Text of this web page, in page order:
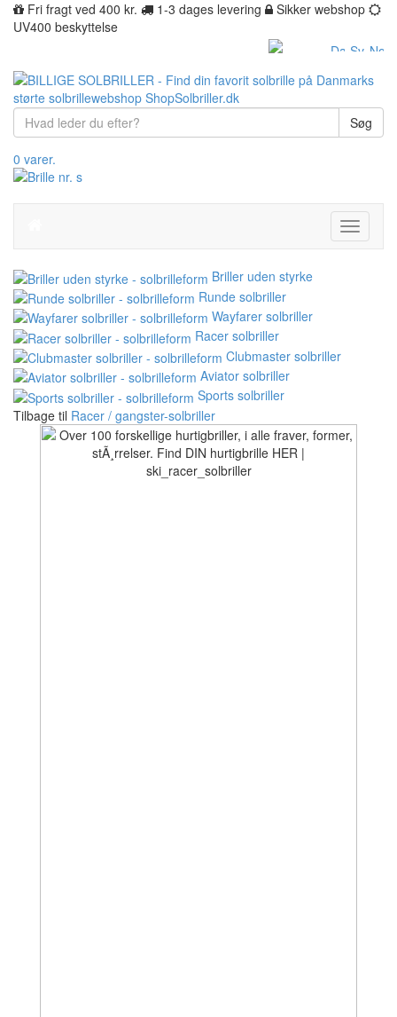
Fri fragt ved 400 kr. 1-3 dages levering
Sikker webshop
UV400 beskyttelse
Søg
0 varer.
Toggle
Briller uden styrke
Runde solbriller
Wayfarer solbriller
Racer solbriller
Clubmaster solbriller
Aviator solbriller
Sports solbriller
Tilbage til Racer / gangster-solbriller